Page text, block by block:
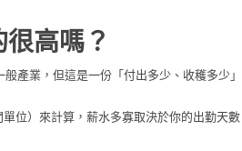
高嗎？
般產業，但這是一份「付出多少、收穫多少
位）來計算，薪水多寡取決於你的出勤天